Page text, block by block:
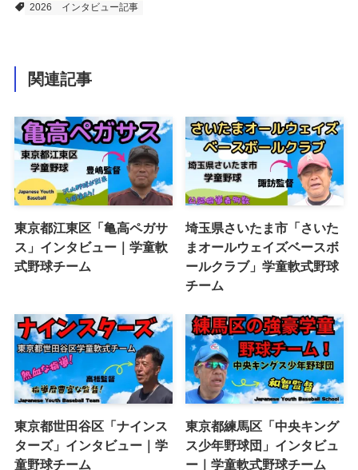
2026
インタビュー記事
関連記事
東京都江東区「亀高ペガサ
ス」インタビュー｜学童軟
式野球チーム
埼玉県さいたま市「さいた
まオールウェイズベースボ
ールクラブ」学童軟式野球
チーム
東京都世田谷区「ナインス
ターズ」インタビュー｜学
童野球チーム
東京都練馬区「中央キング
ス少年野球団」インタビュ
ー｜学童軟式野球チーム